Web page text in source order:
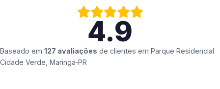
4.9
Baseado em 127 avaliações de clientes em Parque Residencial
Cidade Verde, Maringá‑PR